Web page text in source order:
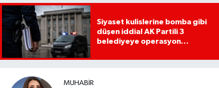
Siyaset kulislerine bomba gibi
düşen iddia! AK Partili 3
belediyeye operasyon
MUHABIR